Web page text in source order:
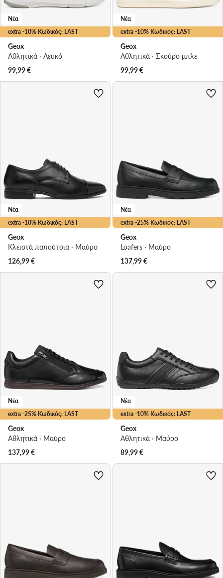
extra -10% Κωδικός: LAST
Νέα
Geox
Αθλητικά · Λευκό
99,99€
extra -10% Κωδικός: LAST
Νέα
Geox
Αθλητικά · Σκούρο μπλε
99,99€
extra -10% Κωδικός: LAST
Νέα
Geox
Κλειστά παπούτσια · Μαύρο
126,99€
extra -25% Κωδικός: LAST
Νέα
Geox
Loafers · Μαύρο
137,99€
extra -25% Κωδικός: LAST
Νέα
Geox
Αθλητικά · Μαύρο
137,99€
extra -10% Κωδικός: LAST
Νέα
Geox
Αθλητικά · Μαύρο
89,99€